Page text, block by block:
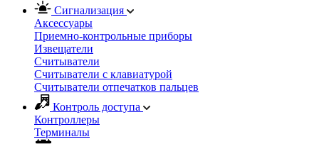
Сигнализация
Аксессуары
Приемно-контрольные приборы
Извещатели
Считыватели
Cчитыватели с клавиатурой
Cчитыватели отпечатков пальцев
Контроль доступа
Контроллеры
Терминалы